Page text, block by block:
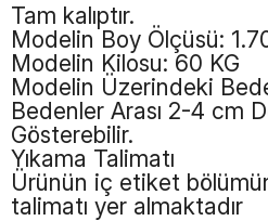
Tam kalıptır.
Modelin Boy Ölçüsü:
Modelin Kilosu: 60 KG
Modelin Üzerindeki
Bedenler Arası 2-4 cm
Gösterebilir.
Yıkama Talimatı
Ürünün iç etiket
talimatı yer almaktadır